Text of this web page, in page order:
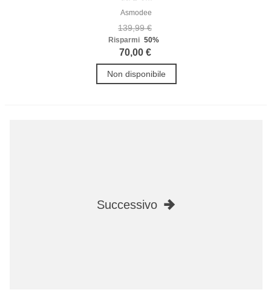
Asmodee
139,99 €
Risparmi 50%
70,00 €
Non disponibile
Successivo